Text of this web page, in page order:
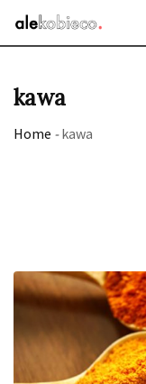
kawa
Home -kawa